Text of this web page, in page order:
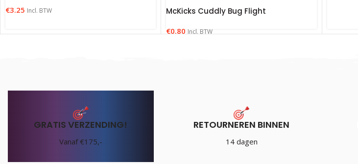
€3.25 Incl. BTW McKicks Cuddly Bug Flight
€0.80 Incl. BTW
GRATIS VERZENDING!
Vanaf €175,-
RETOURNEREN BINNEN
14 dagen